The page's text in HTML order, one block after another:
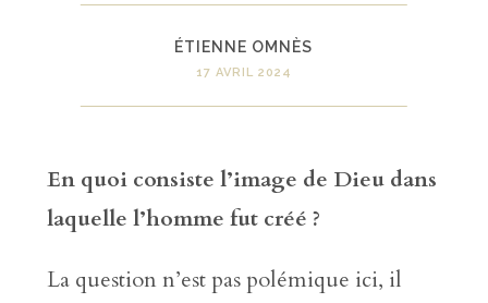
ÉTIENNE OMNÈS
17 AVRIL 2024
En quoi consiste l’image de Dieu dans
laquelle l’homme fut créé ?
La question n’est pas polémique ici, il